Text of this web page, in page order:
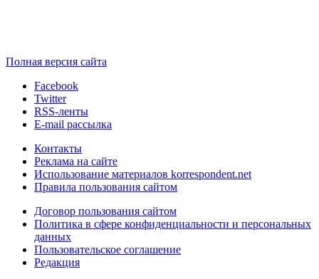
Полная версия сайта
Facebook
Twitter
RSS-ленты
E-mail рассылка
Контакты
Реклама на сайте
Использование материалов korrespondent.net
Правила пользования сайтом
Договор пользования сайтом
Политика в сфере конфиденциальности и персональных
данных
Пользовательское соглашение
Редакция